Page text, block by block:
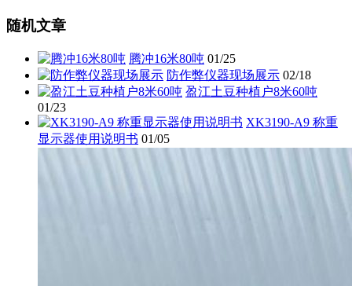
随机文章
腾冲16米80吨 01/25
防作弊仪器现场展示 02/18
盈江土豆种植户8米60吨
01/23
XK3190-A9 称重
显示器使用说明书 01/05